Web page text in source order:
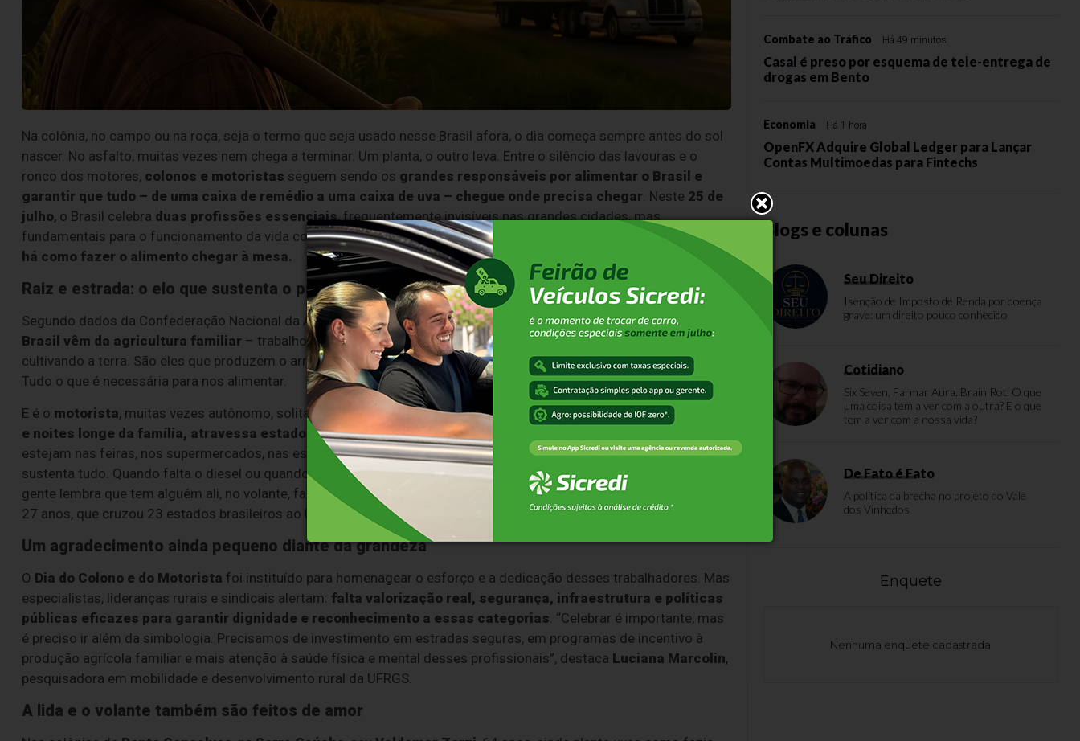
Na colônia, no campo ou na roça, seja o termo que seja usado nesse Brasil afora, o dia começa sempre antes do sol
nascer. No asfalto, muitas vezes nem chega a terminar. Um planta, o outro leva. Entre o silêncio das lavouras e o
ronco dos motores, colonos e motoristas seguem sendo os grandes responsáveis por alimentar o Brasil e
garantir que tudo – de uma caixa de remédio a uma caixa de uva – chegue onde precisa chegar. Neste 25 de
julho, o Brasil celebra duas profissões essenciais, frequentemente invisíveis nas grandes cidades, mas
fundamentais para o funcionamento da vida cotidiana.Sem o colono, não há o que comer. Sem o motorista, não
há como fazer o alimento chegar à mesa.
Raiz e estrada: o elo que sustenta o país
Segundo dados da Confederação Nacional da Agricultura (CNA), mais de70% dos alimentos consumidos no
Brasil vêm da agricultura familiar – trabalho feito, na maioria das vezes, por colonosque passam gerações
cultivando a terra. São eles que produzem o arroz, o feijão, as frutas, os legumes, os queijos, os ovos, o leite, o pão.
Tudo o que é necessária para nos alimentar.
E é o motorista, muitas vezes autônomo, solitário e exposto aos perigos das estradas brasileiras, queencara dias
e noites longe da família, atravessa estados, fronteiras e dificuldades, para garantir que esses produtos
estejam nas feiras, nos supermercados, nas escolas e nos hospitais. “É um trabalho que ninguém vê, mas que
sustenta tudo. Quando falta o diesel ou quando chove demais e a estrada bloqueia, todo mundo sente. Mas pouca
gente lembra que tem alguém ali, no volante, fazendo a diferença”, diz
Marcos Augusto Oliveira, caminhoneiro há
27 anos, que cruzou 23 estados brasileiros ao longo de sua trajetória profissional.
Um agradecimento ainda pequeno diante da grandeza
O Dia do Colono e do Motorista foi instituído para homenagear o esforço e a dedicação desses trabalhadores. Mas
especialistas, lideranças rurais e sindicais alertam: falta valorização real, segurança, infraestrutura e políticas
públicas eficazes para garantir dignidade e reconhecimento a essas categorias. “Celebrar é importante, mas
é preciso ir além da simbologia. Precisamos de investimento em estradas seguras, em programas de incentivo à
produção agrícola familiar e mais atenção à saúde física e mental desses profissionais”, destaca Luciana Marcolin,
pesquisadora em mobilidade e desenvolvimento rural da UFRGS.
A lida e o volante também são feitos de amor
Combate ao Tráfico Há 49 minutos
Casal é preso por esquema de tele-entrega de
drogas em Bento
Economia Há 1 hora
OpenFX Adquire Global Ledger para Lançar
Contas Multimoedas para Fintechs
Blogs e colunas
Seu Direito
Isenção de Imposto de Renda por doença
grave: um direito pouco conhecido
Cotidiano
Six Seven, Farmar Aura, Brain Rot. O que
uma coisa tem a ver com a outra? E o que
tem a ver com a nossa vida?
De Fato é Fato
A política da brecha no projeto do Vale
dos Vinhedos
Enquete
Nenhuma enquete cadastrada